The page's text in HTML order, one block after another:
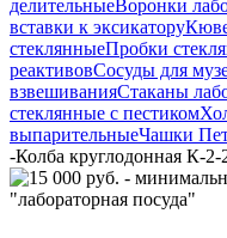
делительныеВоронки
вставки к эксикатору
стеклянныеПробки
реактивовСосуды для
взвешиванияСтаканы
стеклянные с пестиком
выпарительныеЧашки
-Колба круглодонная К-